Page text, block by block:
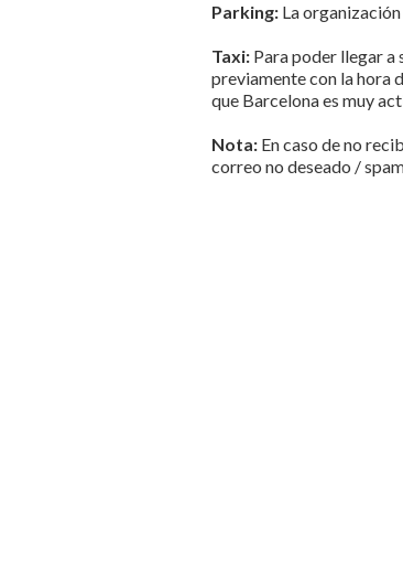
Parking: La
Taxi: Para poder llegar a
previamente con la hora
que Barcelona es muy
Nota: En caso de no
correo no deseado /